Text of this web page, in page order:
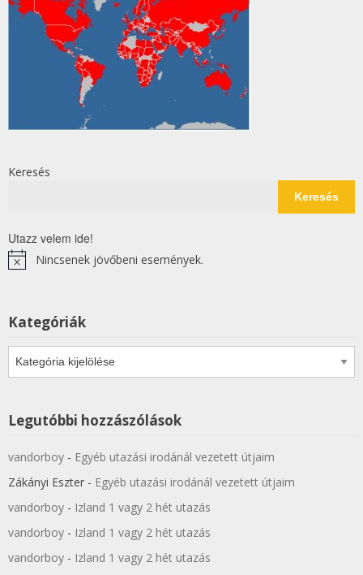
Keresés
Keresés
Utazz velem ide!
NoticeNincsenek jövőbeni események.
Kategóriák
Legutóbbi hozzászólások
vandorboy - Egyéb utazási irodánál vezetett útjaim
Zákányi Eszter - Egyéb utazási irodánál vezetett útjaim
vandorboy - Izland 1 vagy 2 hét utazás
vandorboy - Izland 1 vagy 2 hét utazás
vandorboy - Izland 1 vagy 2 hét utazás